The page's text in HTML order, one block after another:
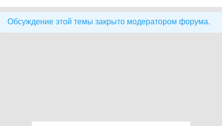
Обсуждение этой темы закрыто модератором форума.